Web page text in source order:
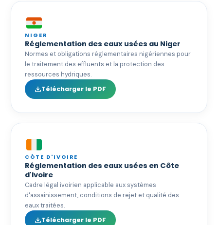
NIGER
Réglementation des eaux usées au Niger
Normes et obligations réglementaires nigériennes pour
le traitement des effluents et la protection des
ressources hydriques.
Télécharger le PDF
CÔTE D'IVOIRE
Réglementation des eaux usées en Côte
d'Ivoire
Cadre légal ivoirien applicable aux systèmes
d'assainissement, conditions de rejet et qualité des
eaux traitées.
Télécharger le PDF